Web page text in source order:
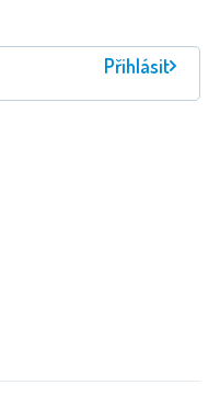
Přihlásit